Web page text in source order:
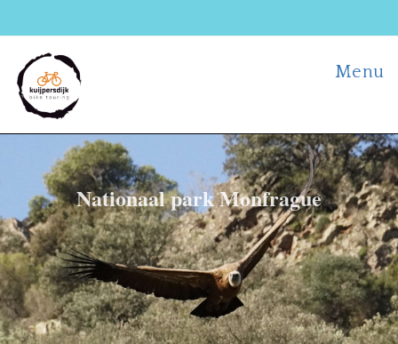
Menu
Nationaal park Monfrague